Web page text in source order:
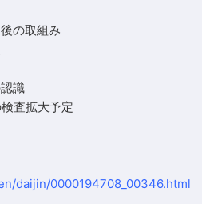
の取組み
識
査拡大予定
daijin/0000194708_00346.html